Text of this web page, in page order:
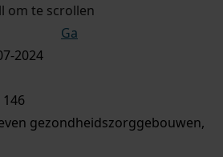
om te scrollen
Ga
2024
gezondheidszorggebouwen,